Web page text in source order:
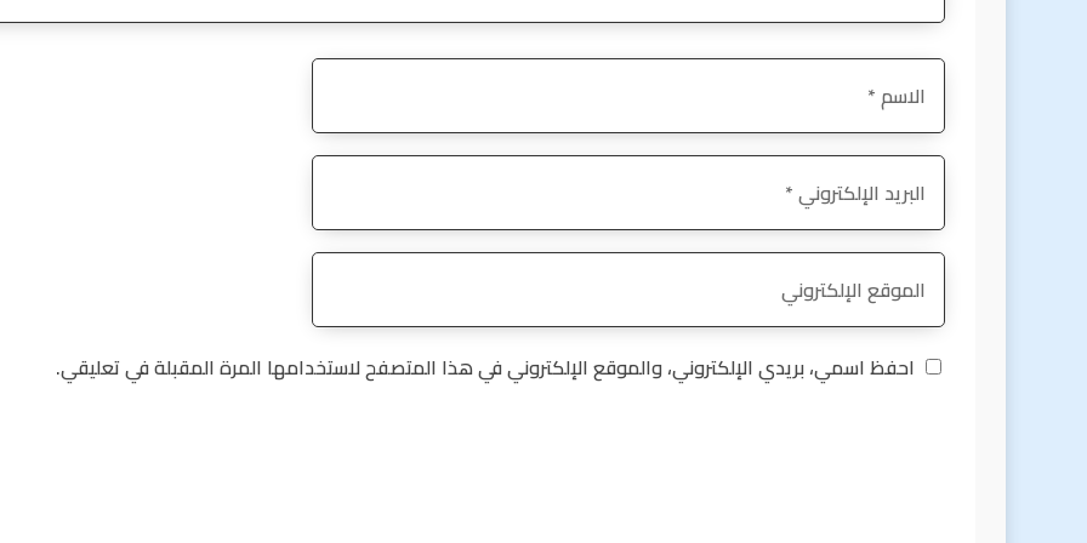
احفظ اسمي، بريدي الإلكتروني، والموقع الإلكتروني في هذا المتصفح لاستخدامها المرة المقبلة في تعليقي.